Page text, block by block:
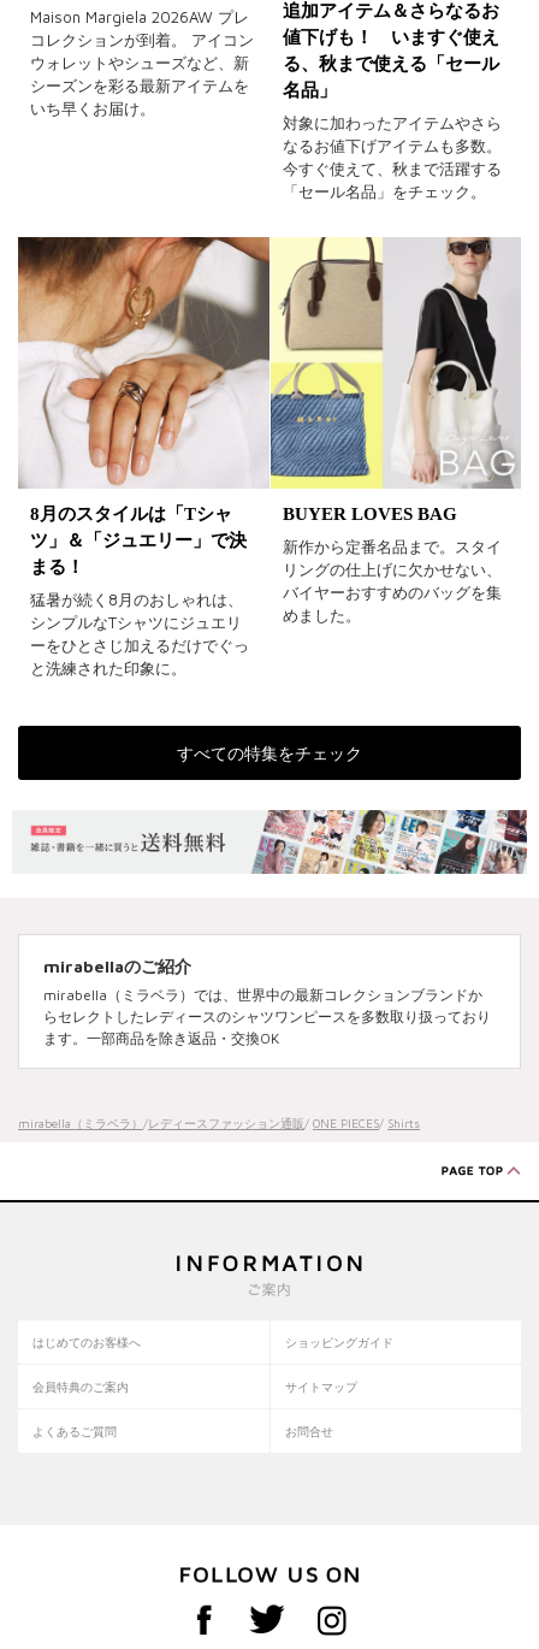
Maison Margiela 2026AW プレ
コレクションが到着。 アイコン
ウォレットやシューズなど、新
シーズンを彩る最新アイテムを
いち早くお届け。
追加アイテム＆さらなるお
値下げも！ いますぐ使え
る、秋まで使える「セール
名品」
対象に加わったアイテムやさら
なるお値下げアイテムも多数。
今すぐ使えて、秋まで活躍する
「セール名品」をチェック。
8月のスタイルは「Tシャ
ツ」＆「ジュエリー」で決
まる！
猛暑が続く8月のおしゃれは、
シンプルなTシャツにジュエリ
ーをひとさじ加えるだけでぐっ
と洗練された印象に。
BUYER LOVES BAG
新作から定番名品まで。スタイ
リングの仕上げに欠かせない、
バイヤーおすすめのバッグを集
めました。
すべての特集をチェック
mirabellaのご紹介
mirabella（ミラベラ）では、世界中の最新コレクションブランドか
らセレクトしたレディースのシャツワンピースを多数取り扱っており
ます。一部商品を除き返品・交換OK
mirabella（ミラベラ） /レディースファッション通販/ ONE PIECES/ Shirts
はじめてのお客様へ ショッピングガイド
会員特典のご案内 サイトマップ
よくあるご質問 お問合せ